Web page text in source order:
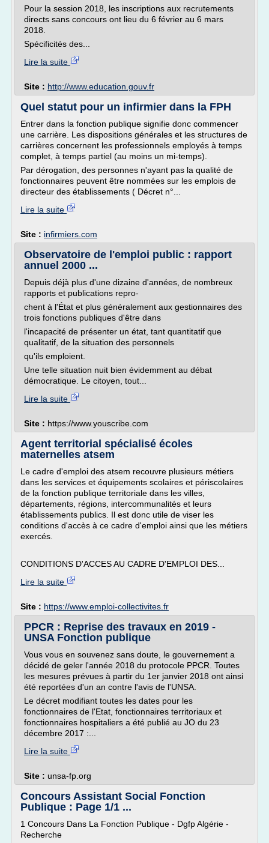
Pour la session 2018, les inscriptions aux recrutements
directs sans concours ont lieu du 6 février au 6 mars
2018.
Spécificités des...
Lire la suite
Site : http://www.education.gouv.fr
Quel statut pour un infirmier dans la FPH
Entrer dans la fonction publique signifie donc commencer
une carrière. Les dispositions générales et les structures de
carrières concernent les professionnels employés à temps
complet, à temps partiel (au moins un mi-temps).
Par dérogation, des personnes n'ayant pas la qualité de
fonctionnaires peuvent être nommées sur les emplois de
directeur des établissements ( Décret n°...
Lire la suite
Site : infirmiers.com
Observatoire de l'emploi public : rapport
annuel 2000 ...
Depuis déjà plus d'une dizaine d'années, de nombreux
rapports et publications repro-
chent à l'État et plus généralement aux gestionnaires des
trois fonctions publiques d'être dans
l'incapacité de présenter un état, tant quantitatif que
qualitatif, de la situation des personnels
qu'ils emploient.
Une telle situation nuit bien évidemment au débat
démocratique. Le citoyen, tout...
Lire la suite
Site : https://www.youscribe.com
Agent territorial spécialisé écoles
maternelles atsem
Le cadre d'emploi des atsem recouvre plusieurs métiers
dans les services et équipements scolaires et périscolaires
de la fonction publique territoriale dans les villes,
départements, régions, intercommunalités et leurs
établissements publics. Il est donc utile de viser les
conditions d'accès à ce cadre d'emploi ainsi que les métiers
exercés.
CONDITIONS D'ACCES AU CADRE D'EMPLOI DES...
Lire la suite
Site : https://www.emploi-collectivites.fr
PPCR : Reprise des travaux en 2019 -
UNSA Fonction publique
Vous vous en souvenez sans doute, le gouvernement a
décidé de geler l'année 2018 du protocole PPCR. Toutes
les mesures prévues à partir du 1er janvier 2018 ont ainsi
été reportées d'un an contre l'avis de l'UNSA.
Le décret modifiant toutes les dates pour les
fonctionnaires de l'Etat, fonctionnaires territoriaux et
fonctionnaires hospitaliers a été publié au JO du 23
décembre 2017 :...
Lire la suite
Site : unsa-fp.org
Concours Assistant Social Fonction
Publique : Page 1/1 ...
1 Concours Dans La Fonction Publique - Dgfp Algérie -
Recherche